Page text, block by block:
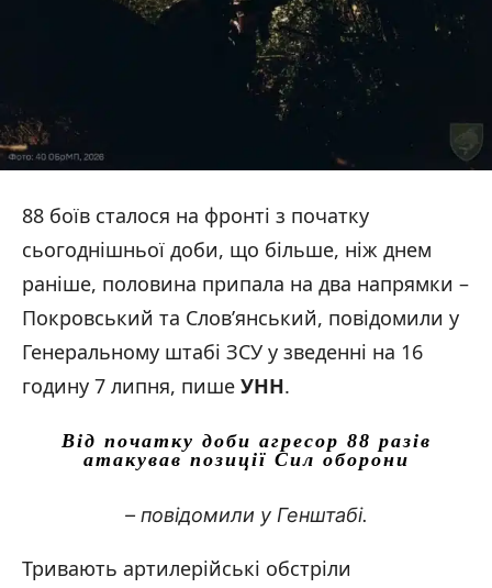
88 боїв сталося на фронті з початку
сьогоднішньої доби, що більше, ніж днем
раніше, половина припала на два напрямки –
Покровський та Слов’янський, повідомили у
Генеральному штабі ЗСУ у зведенні на 16
годину 7 липня, пише УНН.
Від початку доби агресор 88 разів
атакував позиції Сил оборони
– повідомили у Генштабі.
Тривають артилерійські обстріли